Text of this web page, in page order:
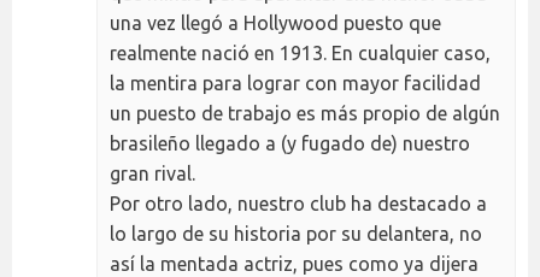
una vez llegó a Hollywood puesto que
realmente nació en 1913. En cualquier caso,
la mentira para lograr con mayor facilidad
un puesto de trabajo es más propio de algún
brasileño llegado a (y fugado de) nuestro
gran rival.
Por otro lado, nuestro club ha destacado a
lo largo de su historia por su delantera, no
así la mentada actriz, pues como ya dijera